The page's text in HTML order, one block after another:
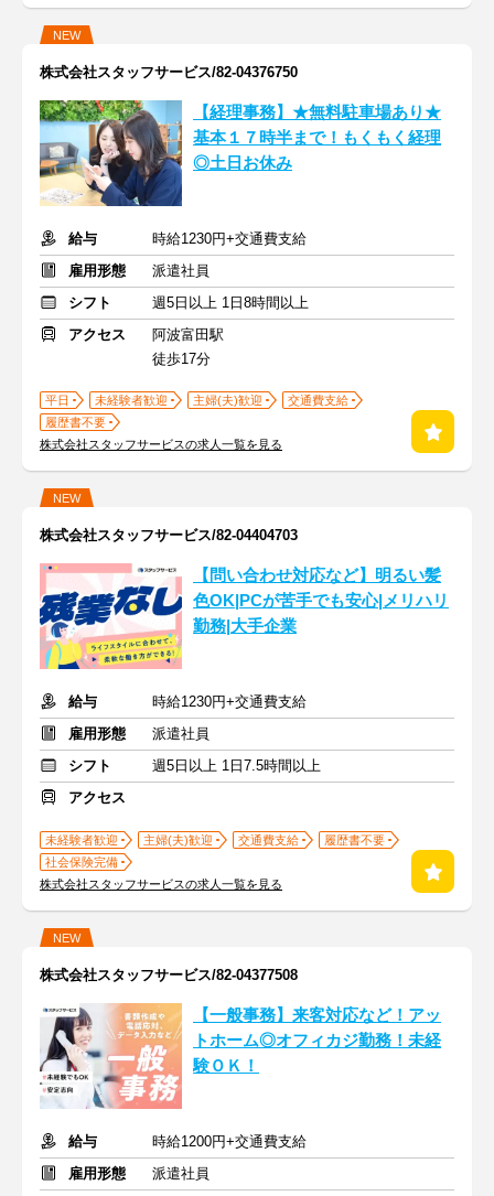
NEW
株式会社スタッフサービス/82-04376750
【経理事務】★無料駐車場あり★
基本１７時半まで！もくもく経理
◎土日お休み
給与
時給1230円+交通費支給
雇用形態
派遣社員
シフト
週5日以上 1日8時間以上
アクセス
阿波富田駅
徒歩17分
平日 未経験者歓迎 主婦(夫)歓迎
交通費支給
履歴書不要
株式会社スタッフサービスの求人一覧を見る
NEW
株式会社スタッフサービス/82-04404703
【問い合わせ対応など】明るい髪
色OK|PCが苦手でも安心|メリハリ
勤務|大手企業
給与
時給1230円+交通費支給
雇用形態
派遣社員
シフト
週5日以上 1日7.5時間以上
アクセス
未経験者歓迎 主婦(夫)歓迎 交通費支給
履歴書不要
社会保険完備
株式会社スタッフサービスの求人一覧を見る
NEW
株式会社スタッフサービス/82-04377508
【一般事務】来客対応など！アッ
トホーム◎オフィカジ勤務！未経
験ＯＫ！
給与
時給1200円+交通費支給
雇用形態
派遣社員